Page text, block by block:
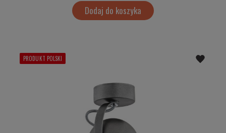
Dodaj do koszyka
PRODUKT POLSKI